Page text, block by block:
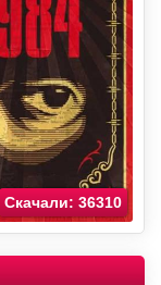
Скачали: 36310